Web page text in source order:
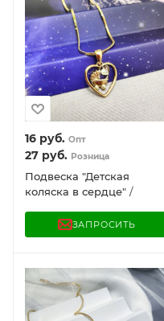
16 руб. Опт
27 руб. Розница
Подвеска "Детская
коляска в сердце" /
Украшение женское на
шею
ЗАПРОСИТЬ